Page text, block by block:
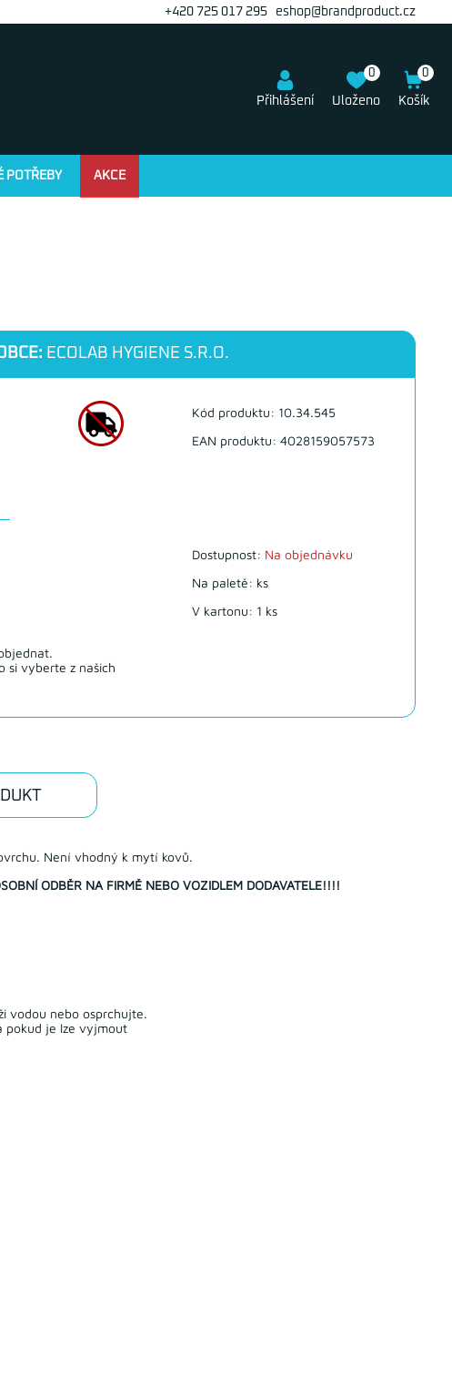
+420 725 017 295 eshop@brandproduct.cz
Přihlášení Uloženo
0 0
Košík
POTŘEBY AKCE
ECOLAB HYGIENE S.R.O.
Kód produktu: 10.34.545
EAN produktu: 4028159057573
Dostupnost: Na objednávku
Na paletě: ks
V kartonu: 1 ks
si vyberte z našich
Není vhodný k mytí kovů.
ODBĚR NA FIRMĚ NEBO VOZIDLEM DODAVATELE!!!!
vodou nebo osprchujte.
pokud je lze vyjmout